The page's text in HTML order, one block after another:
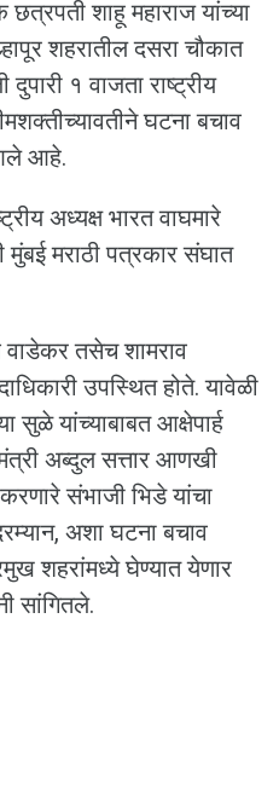
शाहू महाराज यांच्या
शहरातील दसरा चौकात
दुपारी १ वाजता राष्ट्रीय
घटना बचाव
आहे.
अध्यक्ष भारत वाघमारे
मुंबई मराठी पत्रकार संघात
वाडेकर तसेच शामराव
उपस्थित होते. यावेळी
सुळे यांच्याबाबत आक्षेपार्ह
अब्दुल सत्तार आणखी
संभाजी भिडे यांचा
अशा घटना बचाव
शहरांमध्ये घेण्यात येणार
सांगितले.